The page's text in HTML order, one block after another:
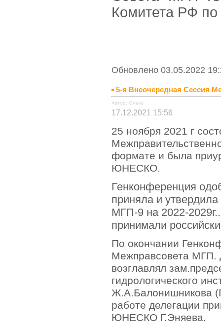
Комитета РФ
Обновлено 03.05.2022
5-я Внеочередная Сессия
Автор: Ольга
17.12.2021 15:56
25 ноября 2021 г
формате и была
ЮНЕСКО.
Генконференция
приняла и
МГП-9 на 2022-
принимали
По окончании
Межправсовета МГП.
возглавлял
гидрологического
Ж.А.Балонишникова
работе делегации
ЮНЕСКО Г.Эняева.